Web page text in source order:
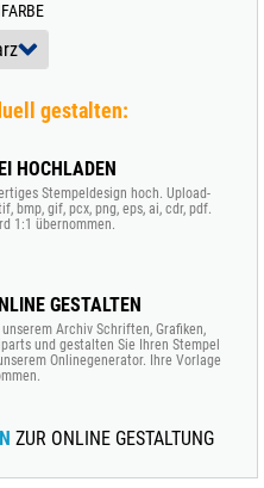
gestalten:
HOCHLADEN
Stempeldesign hoch. Upload-
bmp, gif, pcx, png, eps, ai, cdr, pdf.
1:1 übernommen.
GESTALTEN
Archiv Schriften, Grafiken,
und gestalten Sie Ihren Stempel
Onlinegenerator. Ihre Vorlage
ZUR ONLINE GESTALTUNG